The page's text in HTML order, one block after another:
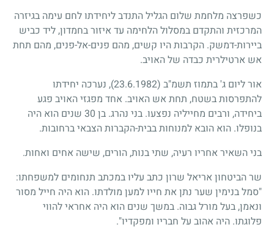
כשפרצה מלחמת שלום הגליל התנדב ליחידתו לחם עימה בגיזרה
המרכזית והתקדם במסלול הלחימה עד איזור בחמדון, ליד כביש
ביירות-דמשק. הקרבות היו קשים, מהם פנים-אל-פנים, מהם תחת
אש ארטילרית כבדה של האויב.
אור ליום ג' בתמוז תשמ"ב (23.6.1982)
, נערכה יחידתו
להתפרסות בשטח, תחת אש האויב. אחד מפגזי האויב פגע
ביחידה, ורבים מחייליה נפצעו. בני נהרג. בן 30 שנים הוא היה
בנופלו. הוא הובא למנוחות בבית-הקברות הצבאי ברחובות.
בני השאיר אחריו רעיה, שתי בנות, הורים, שישה אחים ואחות.
שר הביטחון אריאל שרון כתב עליו במכתב תנחומים למשפחתו:
"סמל בנימין שער נתן את חייו למען מולדתו. הוא היה חייל מסור
ונאמן, בעל מורל גבוה. במשך שנים הוא היה אחראי להווי
פלוגתו. היה אהוב על חבריו ומפקדיו".